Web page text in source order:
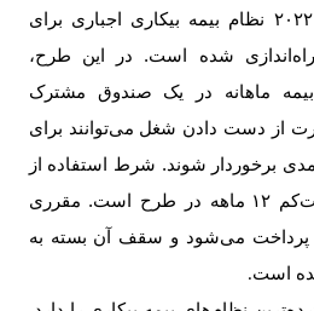
متحده عربی نیز از سال ۲۰۲۲ نظام بیمه بیکاری اجباری برای
شده است. در این طرح،
ماهانه در یک صندوق مشترک
از دست دادن شغل می‌توانند برای
برخوردار شوند. شرط استفاده از
۱۲ ماهه در طرح است. مقرری
حداکثر برای ۳ ماه پرداخت می‌شود و سقف آن بسته به
است.